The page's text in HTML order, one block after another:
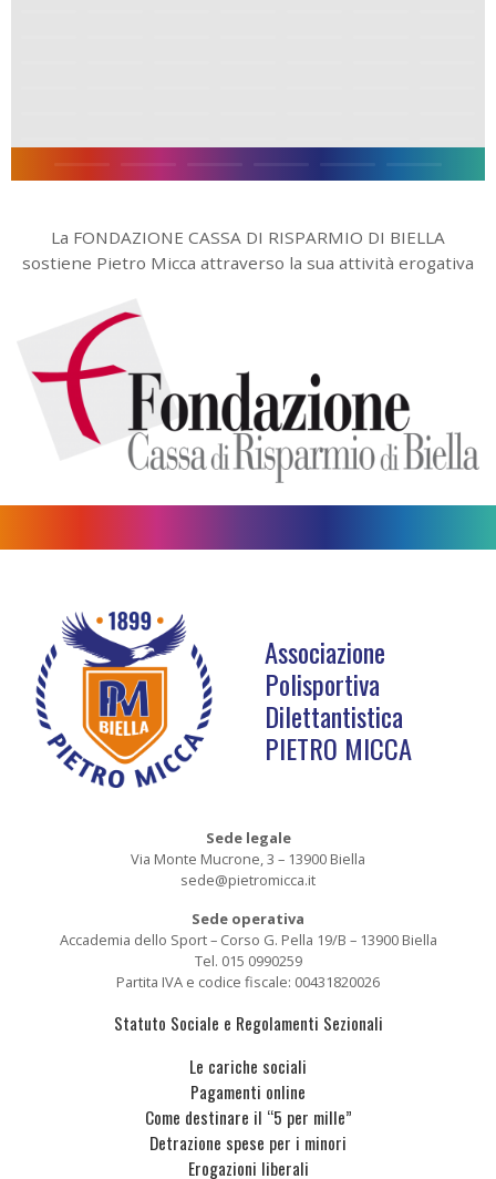
La FONDAZIONE CASSA DI RISPARMIO DI BIELLA
sostiene Pietro Micca attraverso la sua attività erogativa
Associazione
Polisportiva
Dilettantistica
PIETRO MICCA
Sede legale
Via Monte Mucrone, 3 – 13900 Biella
sede@pietromicca.it
Sede operativa
Accademia dello Sport – Corso G. Pella 19/B – 13900 Biella
Tel. 015 0990259
Partita IVA e codice fiscale: 00431820026
Statuto Sociale e Regolamenti Sezionali
Le cariche sociali
Pagamenti online
Come destinare il “5 per mille”
Detrazione spese per i minori
Erogazioni liberali